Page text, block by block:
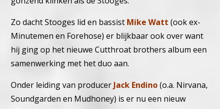
Zo dacht Stooges lid en bassist Mike Watt (ook ex-
Minutemen en Forehose) er blijkbaar ook over want
hij ging op het nieuwe Cutthroat brothers album een
samenwerking met het duo aan.
Onder leiding van producer Jack Endino(o.a. Nirvana,
Soundgarden en Mudhoney) is er nu een nieuw